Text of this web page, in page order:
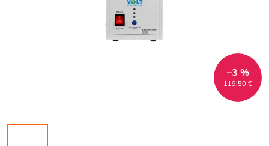
119,50 €
–3 %